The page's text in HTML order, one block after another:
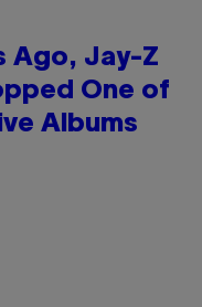
Ago, Jay-Z
One of
Albums